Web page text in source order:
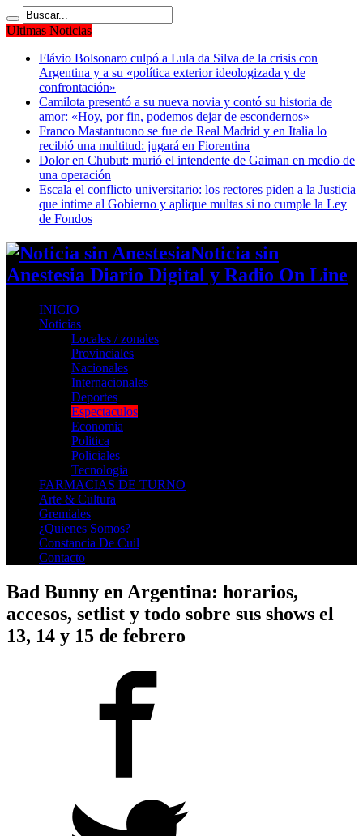
Ultimas Noticias
Flávio Bolsonaro culpó a Lula da Silva de la crisis con
Argentina y a su «política exterior ideologizada y de
confrontación»
Camilota presentó a su nueva novia y contó su historia de
amor: «Hoy, por fin, podemos dejar de escondernos»
Franco Mastantuono se fue de Real Madrid y en Italia lo
recibió una multitud: jugará en Fiorentina
Dolor en Chubut: murió el intendente de Gaiman en medio de
una operación
Escala el conflicto universitario: los rectores piden a la Justicia
que intime al Gobierno y aplique multas si no cumple la Ley
de Fondos
Noticia sin
Anestesia Diario Digital y Radio On Line
INICIO
Noticias
Locales / zonales
Provinciales
Nacionales
Internacionales
Deportes
Espectaculos
Economia
Politica
Policiales
Tecnologia
FARMACIAS DE TURNO
Arte & Cultura
Gremiales
¿Quienes Somos?
Constancia De Cuil
Contacto
Bad Bunny en Argentina: horarios,
accesos, setlist y todo sobre sus shows el
13, 14 y 15 de febrero